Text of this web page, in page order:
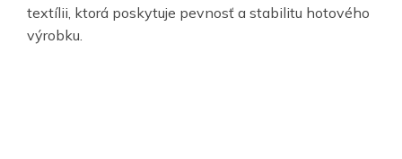
textílii, ktorá poskytuje pevnosť a stabilitu hotového
výrobku.